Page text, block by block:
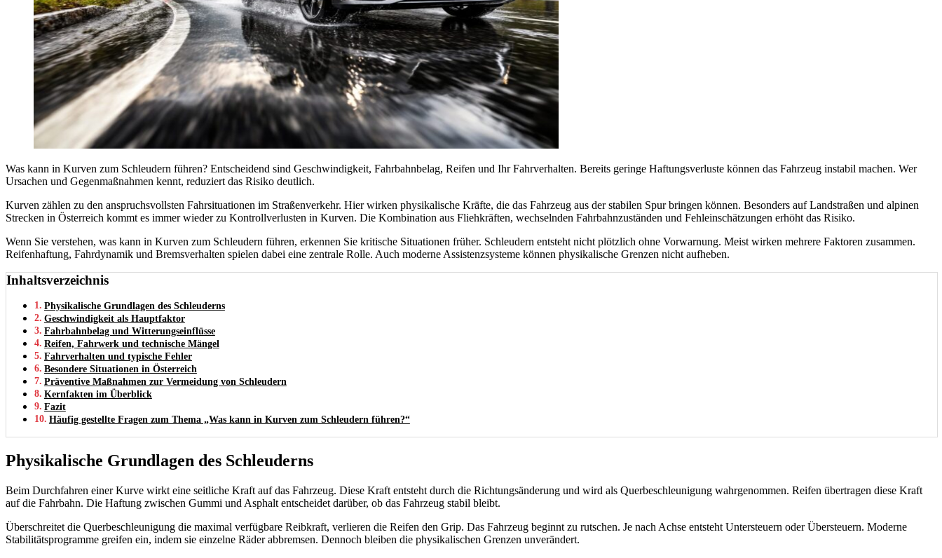
Was kann in Kurven zum Schleudern führen? Entscheidend sind Geschwindigkeit, Fahrbahnbelag, Reifen und Ihr Fahrverhalten. Bereits geringe Haftungsverluste können das Fahrzeug instabil machen. Wer
Ursachen und Gegenmaßnahmen kennt, reduziert das Risiko deutlich.
Kurven zählen zu den anspruchsvollsten Fahrsituationen im Straßenverkehr. Hier wirken physikalische Kräfte, die das Fahrzeug aus der stabilen Spur bringen können. Besonders auf Landstraßen und alpinen
Strecken in Österreich kommt es immer wieder zu Kontrollverlusten in Kurven. Die Kombination aus Fliehkräften, wechselnden Fahrbahnzuständen und Fehleinschätzungen erhöht das Risiko.
Wenn Sie verstehen, was kann in Kurven zum Schleudern führen, erkennen Sie kritische Situationen früher. Schleudern entsteht nicht plötzlich ohne Vorwarnung. Meist wirken mehrere Faktoren zusammen.
Reifenhaftung, Fahrdynamik und Bremsverhalten spielen dabei eine zentrale Rolle. Auch moderne Assistenzsysteme können physikalische Grenzen nicht aufheben.
Inhaltsverzeichnis
Physikalische Grundlagen des Schleuderns
Geschwindigkeit als Hauptfaktor
Fahrbahnbelag und Witterungseinflüsse
Reifen, Fahrwerk und technische Mängel
Fahrverhalten und typische Fehler
Besondere Situationen in Österreich
Präventive Maßnahmen zur Vermeidung von Schleudern
Kernfakten im Überblick
Fazit
Häufig gestellte Fragen zum Thema „Was kann in Kurven zum Schleudern führen?“
Physikalische Grundlagen des Schleuderns
Beim Durchfahren einer Kurve wirkt eine seitliche Kraft auf das Fahrzeug. Diese Kraft entsteht durch die Richtungsänderung und wird als Querbeschleunigung wahrgenommen. Reifen übertragen diese Kraft
auf die Fahrbahn. Die Haftung zwischen Gummi und Asphalt entscheidet darüber, ob das Fahrzeug stabil bleibt.
Überschreitet die Querbeschleunigung die maximal verfügbare Reibkraft, verlieren die Reifen den Grip. Das Fahrzeug beginnt zu rutschen. Je nach Achse entsteht Untersteuern oder Übersteuern. Moderne
Stabilitätsprogramme greifen ein, indem sie einzelne Räder abbremsen. Dennoch bleiben die physikalischen Grenzen unverändert.